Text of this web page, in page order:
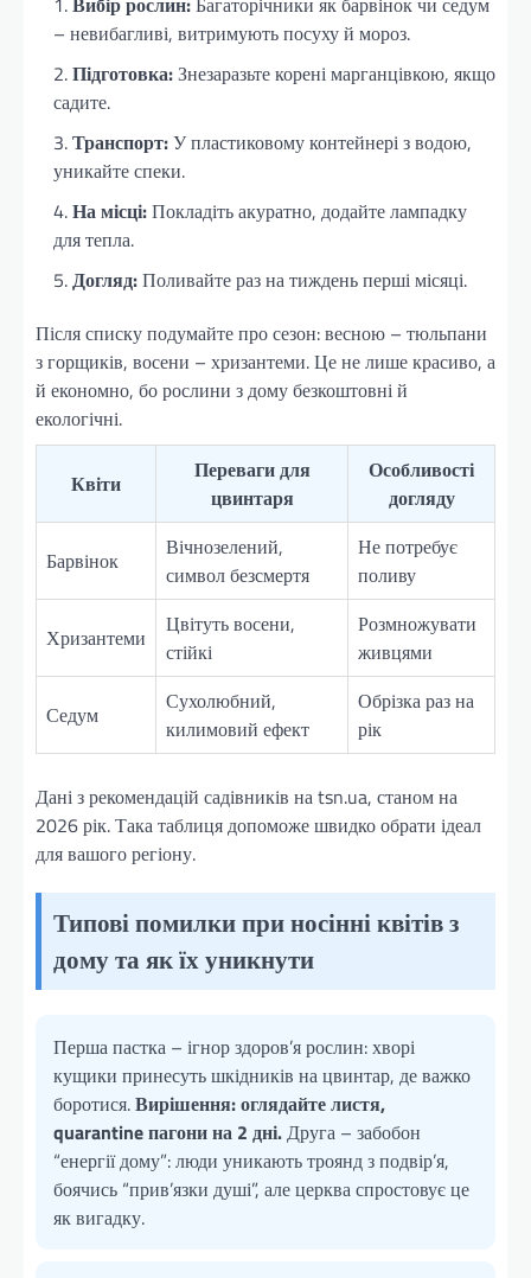
– невибагливі, витримують посуху й мороз.
Підготовка:Знезаразьте корені марганцівкою, якщо
садите.
Транспорт:У пластиковому контейнері з водою,
уникайте спеки.
На місці:Покладіть акуратно, додайте лампадку
для тепла.
Догляд:Поливайте раз на тиждень перші місяці.
Після списку подумайте про сезон: весною – тюльпани
з горщиків, восени – хризантеми. Це не лише красиво, а
й економно, бо рослини з дому безкоштовні й
екологічні.
Квіти
Переваги для
цвинтаря
Особливості
догляду
Барвінок
Вічнозелений,
символ безсмертя
Не потребує
поливу
Хризантеми
Цвітуть восени,
стійкі
Розмножувати
живцями
Седум
Сухолюбний,
килимовий ефект
Обрізка раз на
рік
Дані з рекомендацій садівників на tsn.ua, станом на
2026 рік. Така таблиця допоможе швидко обрати ідеал
для вашого регіону.
Типові помилки при носінні квітів з
дому та як їх уникнути
Перша пастка – ігнор здоров’я рослин: хворі
кущики принесуть шкідників на цвинтар, де важко
боротися.Вирішення: оглядайте листя,
quarantine пагони на 2 дні.Друга – забобон
“енергії дому”: люди уникають троянд з подвір’я,
боячись “прив’язки душі”, але церква спростовує це
як вигадку.